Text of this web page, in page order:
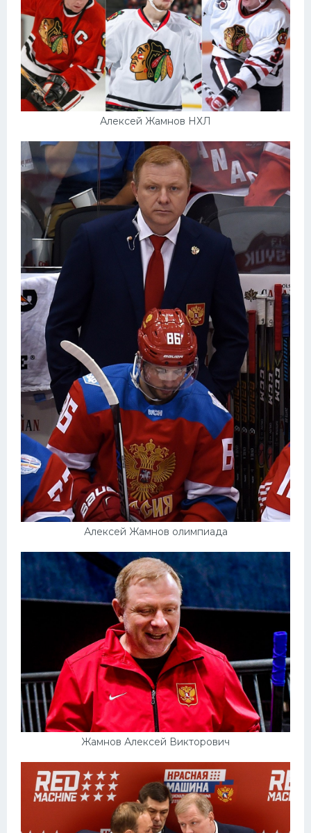
Алексей Жамнов НХЛ
Алексей Жамнов олимпиада
Жамнов Алексей Викторович